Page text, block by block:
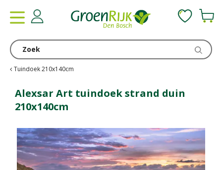
Tuindoek 210x140cm
Alexsar Art tuindoek strand duin
210x140cm